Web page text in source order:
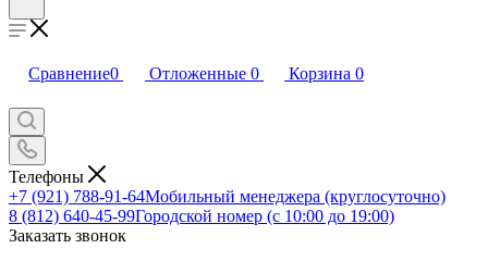
Сравнение0 Отложенные 0 Корзина 0
Телефоны
+7 (921) 788-91-64Мобильный менеджера (круглосуточно)
8 (812) 640-45-99Городской номер (с 10:00 до 19:00)
Заказать звонок